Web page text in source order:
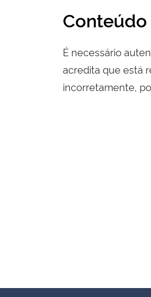
É necessário
acredita que está
incorretamente,